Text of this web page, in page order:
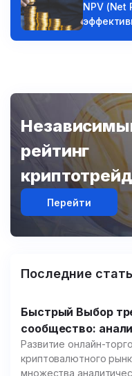
NPV (Net
рейтинг
Перейти
Последние
Быстрый Выбор
сообщество:
Развитие онлайн-
криптовалютного
множества